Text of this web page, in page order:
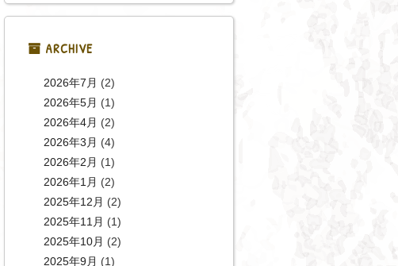
ARCHIVE
2026年7月 (2)
2026年5月 (1)
2026年4月 (2)
2026年3月 (4)
2026年2月 (1)
2026年1月 (2)
2025年12月 (2)
2025年11月 (1)
2025年10月 (2)
2025年9月 (1)